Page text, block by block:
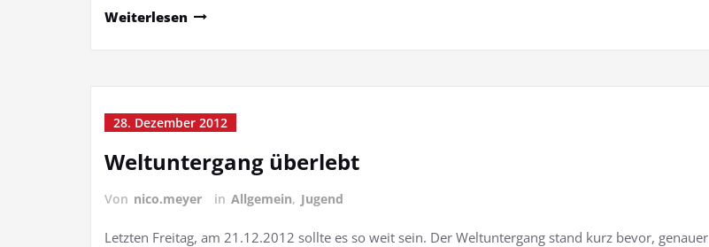
Weiterlesen
28. Dezember 2012
Weltuntergang überlebt
Von nico.meyer in Allgemein, Jugend
Letzten Freitag, am 21.12.2012 sollte es so weit sein. Der Weltuntergang stand kurz bevor, genauer